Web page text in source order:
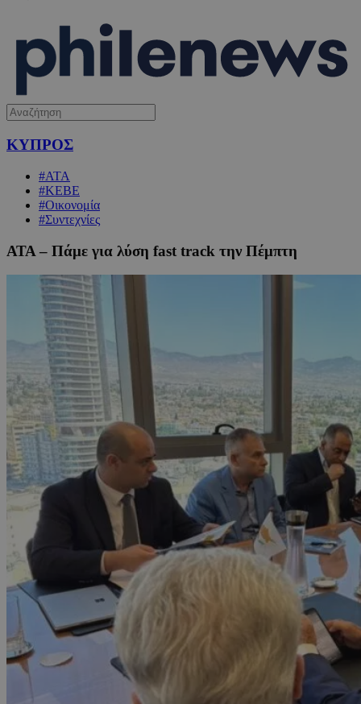
ΚΥΠΡΟΣ
#ΑΤΑ
#ΚΕΒΕ
#Οικονομία
#Συντεχνίες
ΑΤΑ – Πάμε για λύση fast track την Πέμπτη